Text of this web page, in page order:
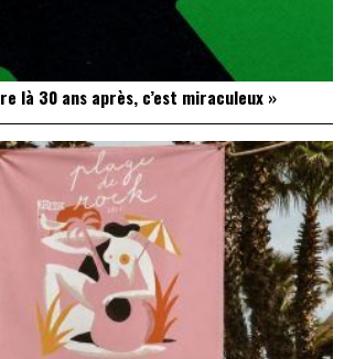
là 30 ans après, c’est miraculeux »